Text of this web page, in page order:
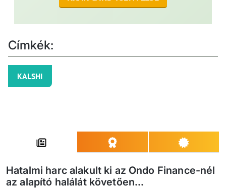
Címkék:
KALSHI
Hatalmi harc alakult ki az Ondo Finance-nél
az alapító halálát követően...